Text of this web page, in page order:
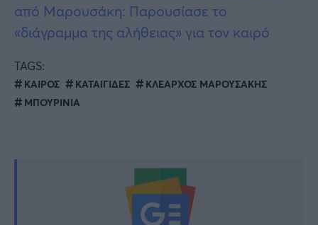
από Μαρουσάκη: Παρουσίασε το
«διάγραμμα της αλήθειας» για τον καιρό
TAGS:
ΚΑΙΡΟΣ ΚΑΤΑΙΓΙΔΕΣ
ΚΛΕΑΡΧΟΣ ΜΑΡΟΥΣΑΚΗΣ
ΜΠΟΥΡΙΝΙΑ